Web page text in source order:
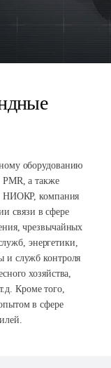
оборудованию
а также
НИОКР, компания
связи в сфере
чрезвычайных
энергетики,
и служб контроля
хозяйства,
Кроме того,
в сфере